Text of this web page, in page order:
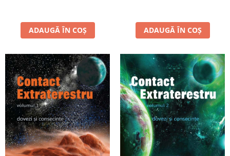
ADAUGĂ ÎN COȘ ADAUGĂ ÎN COȘ